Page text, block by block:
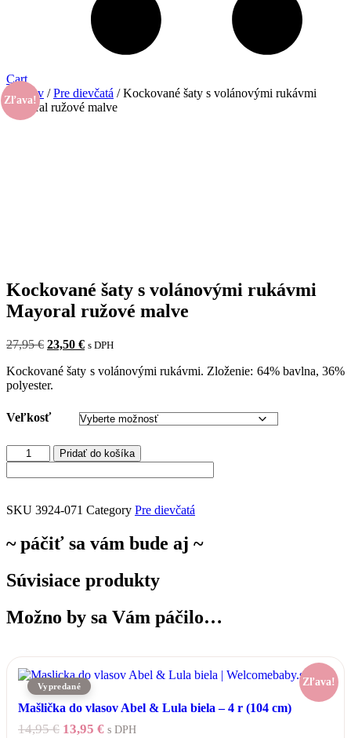
Cart
Domov /Pre dievčatá / Kockované šaty s volánovými rukávmi
Mayoral ružové malve
Zľava!
Kockované šaty s volánovými rukávmi
Mayoral ružové malve
27,95€ Pôvodná
bola:
27,95 €.
23,50 €Aktuálna
je:
s DPH
Kockované šaty s volánovými rukávmi. Zloženie: 64% bavlna, 36%
polyester.
Veľkosť
množstvo
Kockované
šaty
volánovými
Mayoral
ružové
Pridať do košíka
SKU 3924-071 Category Pre dievčatá
~ páčiť sa vám bude aj ~
Súvisiace produkty
Možno by sa Vám páčilo…
Zľava!
Mašlička do vlasov Abel & Lula biela – 4 r (104 cm)
14,95€ Pôvodná
13,95 €Aktuálna
s DPH